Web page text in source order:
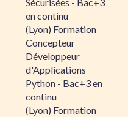
en continu
(Lyon) Formation
Concepteur
Développeur
d'Applications
Python - Bac+3 en
continu
(Lyon) Formation